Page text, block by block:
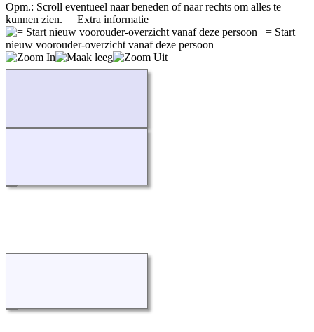
Opm.: Scroll eventueel naar beneden of naar rechts om alles te
kunnen zien. = Extra informatie
= Start
nieuw voorouder-overzicht vanaf deze persoon